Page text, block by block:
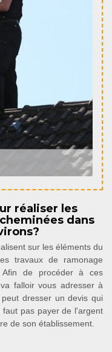
réaliser les
dans
sur les éléments du
travaux de ramonage
Afin de procéder à ces
falloir vous adresser à
dresser un devis qui
pas payer de l'argent
de son établissement.